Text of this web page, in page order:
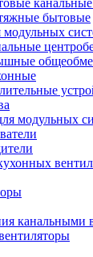
бытовые
модульных
канальными